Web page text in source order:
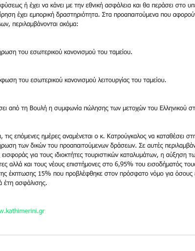
ή έχει να κάνει με την εθνική ασφάλεια και θα περάσει στο
έχει εμπορική δραστηριότητα. Στα προαπαιτούμενα που
περιλαμβάνονται ακόμα:
του εσωτερικού κανονισμού του ταμείου.
του εσωτερικού κανονισμού λειτουργίας του ταμείου.
από τη Βουλή η συμφωνία πώλησης των μετοχών του Ελληνικού
τις επόμενες ημέρες αναμένεται ο κ. Κατρούγκαλος να καταθέσει στη
των δικών του προαπαιτούμενων δράσεων. Σε αυτές
για τους ιδιοκτήτες τουριστικών καταλυμάτων, η αύξηση
αλλά και τους νέους επιστήμονες στο 6,95% του εισοδήματός
έκπτωσης 15% που προβλέφθηκε στον πρόσφατο νόμο για όσους
έτη ασφάλισης.